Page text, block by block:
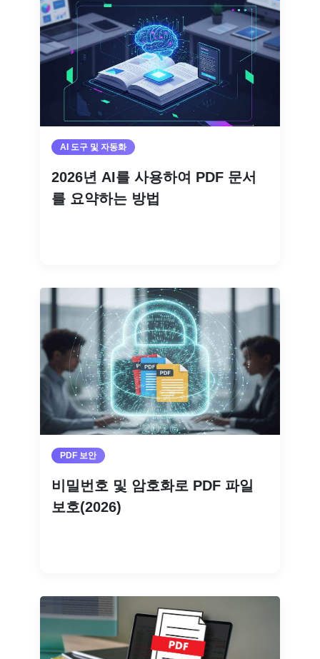
AI 도구 및 자동화
2026년 AI를 사용하여 PDF 문서
를 요약하는 방법
PDF 보안
비밀번호 및 암호화로 PDF 파일
보호(2026)